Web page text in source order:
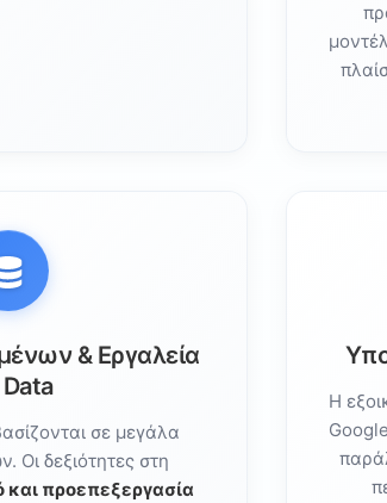
& Εργαλεία
σε μεγάλα
Οι δεξιότητες στη
και προεπεξεργασία
Η